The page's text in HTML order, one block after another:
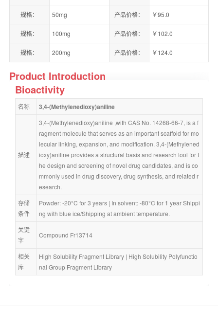
规格： 50mg 产品价格： ￥95.0
规格： 100mg 产品价格： ￥102.0
规格： 200mg 产品价格： ￥124.0
Product Introduction
Bioactivity
名称 3,4-(Methylenedioxy)aniline
描述
3,4-(Methylenedioxy)aniline ,with CAS No. 14268-66-7, is a f
ragment molecule that serves as an important scaffold for mo
lecular linking, expansion, and modification. 3,4-(Methylened
ioxy)aniline provides a structural basis and research tool for t
he design and screening of novel drug candidates, and is co
mmonly used in drug discovery, drug synthesis, and related r
esearch.
存储
条件
Powder: -20°C for 3 years | In solvent: -80°C for 1 year Shippi
ng with blue ice/Shipping at ambient temperature.
关键
字
Compound Fr13714
相关
库
High Solubility Fragment Library | High Solubility Polyfunctio
nal Group Fragment Library